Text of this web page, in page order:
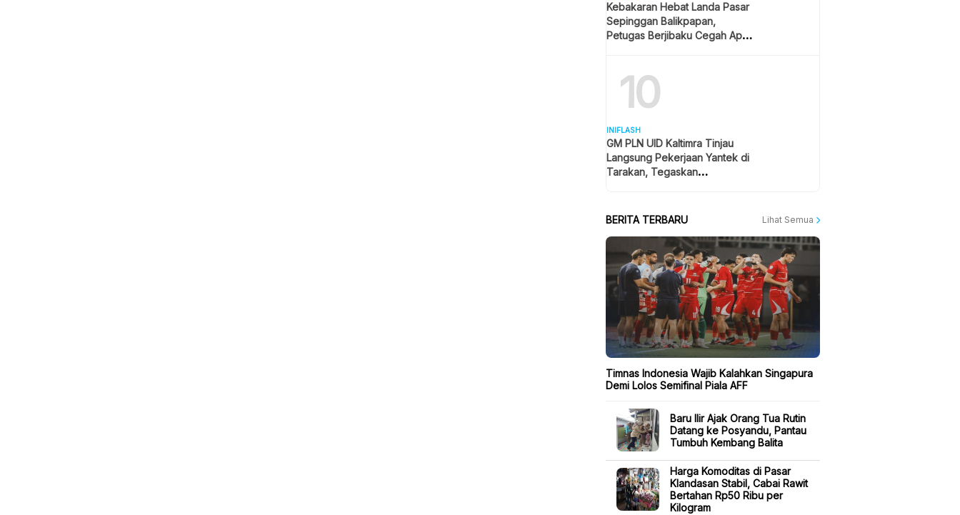
Kebakaran Hebat Landa Pasar
Sepinggan Balikpapan,
Petugas Berjibaku Cegah Api
10
INIFLASH
GM PLN UID Kaltimra Tinjau
Langsung Pekerjaan Yantek di
Tarakan, Tegaskan
BERITA TERBARU Lihat Semua
Timnas Indonesia Wajib Kalahkan Singapura
Demi Lolos Semifinal Piala AFF
Baru Ilir Ajak Orang Tua Rutin
Datang ke Posyandu, Pantau
Tumbuh Kembang Balita
Harga Komoditas di Pasar
Klandasan Stabil, Cabai Rawit
Bertahan Rp50 Ribu per
Kilogram